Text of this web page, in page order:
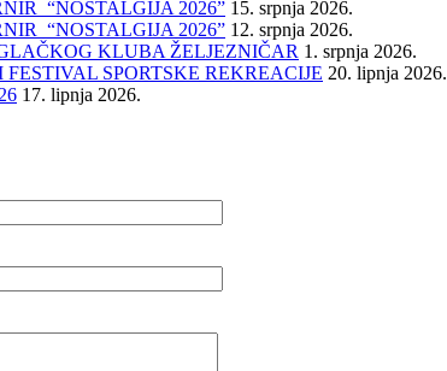
“NOSTALGIJA 2026” 15. srpnja 2026.
“NOSTALGIJA 2026” 12. srpnja 2026.
KLUBA ŽELJEZNIČAR 1. srpnja 2026.
SPORTSKE REKREACIJE 20. lipnja 2026.
17. lipnja 2026.